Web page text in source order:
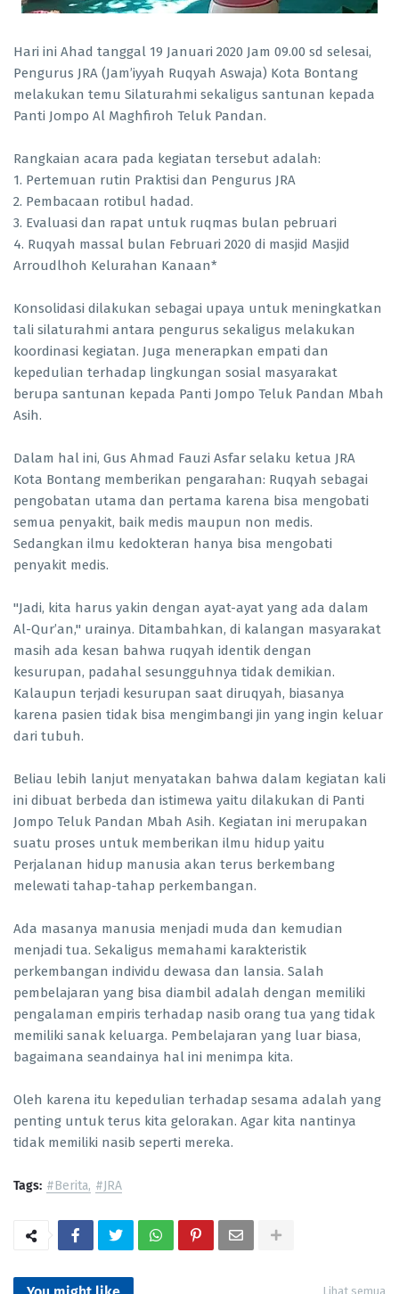
Hari ini Ahad tanggal 19 Januari 2020 Jam 09.00 sd selesai,
Pengurus JRA (Jam’iyyah Ruqyah Aswaja) Kota Bontang
melakukan temu Silaturahmi sekaligus santunan kepada
Panti Jompo Al Maghfiroh Teluk Pandan.
Rangkaian acara pada kegiatan tersebut adalah:
1. Pertemuan rutin Praktisi dan Pengurus JRA
2. Pembacaan rotibul hadad.
3. Evaluasi dan rapat untuk ruqmas bulan pebruari
4. Ruqyah massal bulan Februari 2020 di masjid Masjid
Arroudlhoh Kelurahan Kanaan*
Konsolidasi dilakukan sebagai upaya untuk meningkatkan
tali silaturahmi antara pengurus sekaligus melakukan
koordinasi kegiatan. Juga menerapkan empati dan
kepedulian terhadap lingkungan sosial masyarakat
berupa santunan kepada Panti Jompo Teluk Pandan Mbah
Asih.
Dalam hal ini, Gus Ahmad Fauzi Asfar selaku ketua JRA
Kota Bontang memberikan pengarahan: Ruqyah sebagai
pengobatan utama dan pertama karena bisa mengobati
semua penyakit, baik medis maupun non medis.
Sedangkan ilmu kedokteran hanya bisa mengobati
penyakit medis.
"Jadi, kita harus yakin dengan ayat-ayat yang ada dalam
Al-Qur’an," urainya. Ditambahkan, di kalangan masyarakat
masih ada kesan bahwa ruqyah identik dengan
kesurupan, padahal sesungguhnya tidak demikian.
Kalaupun terjadi kesurupan saat diruqyah, biasanya
karena pasien tidak bisa mengimbangi jin yang ingin keluar
dari tubuh.
Beliau lebih lanjut menyatakan bahwa dalam kegiatan kali
ini dibuat berbeda dan istimewa yaitu dilakukan di Panti
Jompo Teluk Pandan Mbah Asih. Kegiatan ini merupakan
suatu proses untuk memberikan ilmu hidup yaitu
Perjalanan hidup manusia akan terus berkembang
melewati tahap-tahap perkembangan.
Ada masanya manusia menjadi muda dan kemudian
menjadi tua. Sekaligus memahami karakteristik
perkembangan individu dewasa dan lansia. Salah
pembelajaran yang bisa diambil adalah dengan memiliki
pengalaman empiris terhadap nasib orang tua yang tidak
memiliki sanak keluarga. Pembelajaran yang luar biasa,
bagaimana seandainya hal ini menimpa kita.
Oleh karena itu kepedulian terhadap sesama adalah yang
penting untuk terus kita gelorakan. Agar kita nantinya
tidak memiliki nasib seperti mereka.
Tags: #Berita #JRA
Lihat semua